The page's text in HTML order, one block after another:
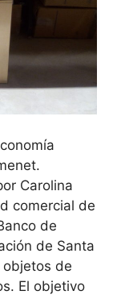
Carolina
comercial de
de
de Santa
objetos de
El objetivo